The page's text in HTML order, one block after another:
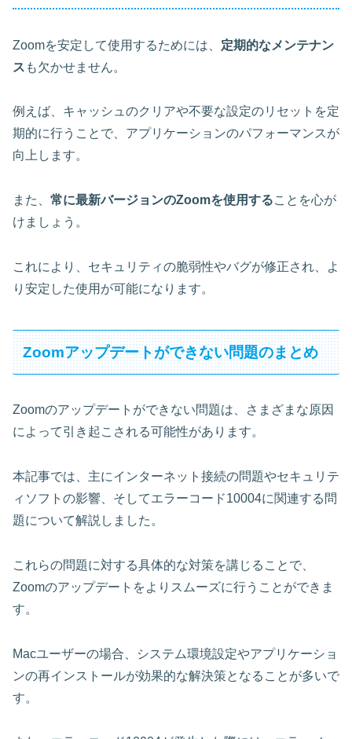
Zoomを安定して使用するためには、 定期的なメンテナン
ス も欠かせません。
例えば、 キャッシュのクリアや不要な設定のリセット を定
期的に行うことで、アプリケーションのパフォーマンスが
向上します。
また、 常に最新バージョンのZoomを使用することを心が
けましょう。
これにより、セキュリティの脆弱性やバグが修正され、よ
り安定した使用が可能になります。
Zoomアップデートができない問題のまとめ
Zoomのアップデートができない問題は、さまざまな原因
によって引き起こされる可能性があります。
本記事では、主にインターネット接続の問題やセキュリテ
ィソフトの影響、そしてエラーコード10004に関連する問
題について解説しました。
これらの問題に対する具体的な対策を講じることで、
Zoomのアップデートをよりスムーズに行うことができま
す。
Macユーザーの場合、
システム環境設定やアプリケーショ
ンの再インストールが効果的な解決策となることが多いで
す。